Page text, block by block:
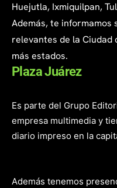
Huejutla, Ixmiquilpan,
Además, te informamos
relevantes de la Ciudad
más estados.
Plaza Juárez
Es parte del Grupo
empresa multimedia y
diario impreso en la
Además tenemos